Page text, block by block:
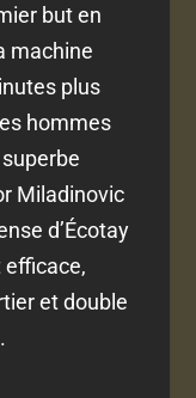
but en
machine
plus
hommes
Miladinovic
d’Écotay
efficace,
et double